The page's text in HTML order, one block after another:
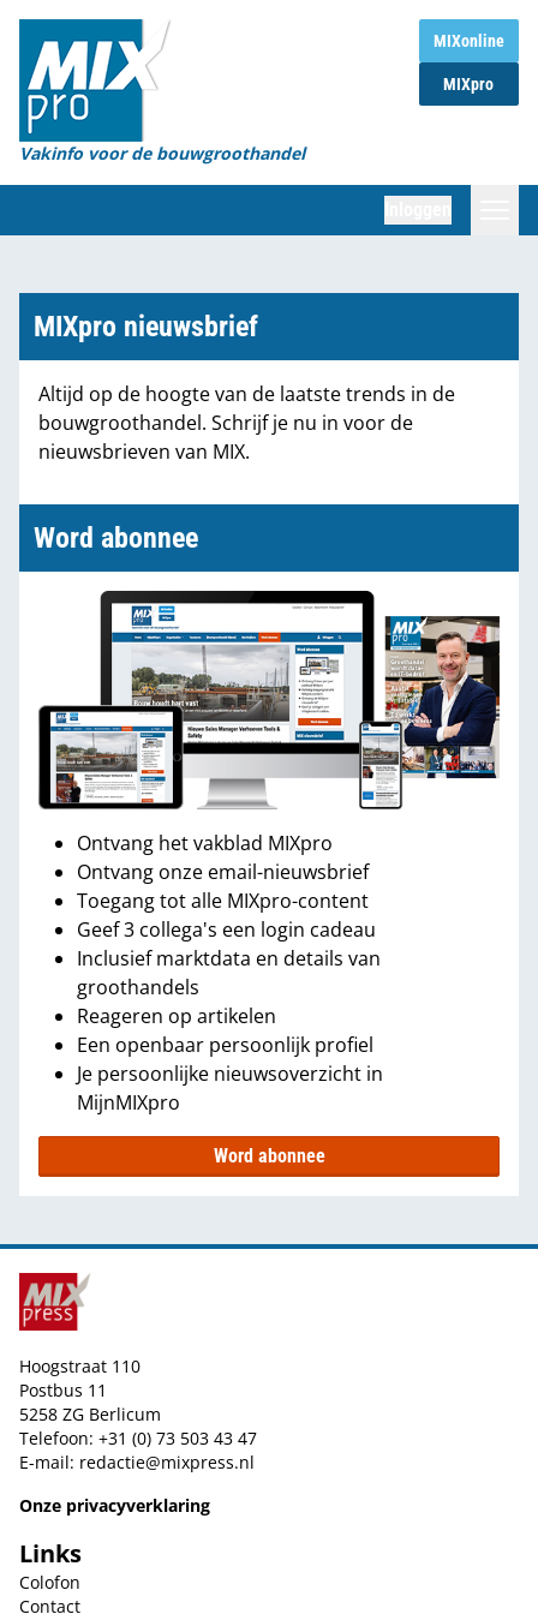
MIXonline
MIXpro
Vakinfo voor de bouwgroothandel
Home
Magazines
Organisaties
Marktcijfers
Partners
MIXpro nieuwsbrief
Altijd op de hoogte van de laatste trends in de
bouwgroothandel. Schrijf je nu in voor de
nieuwsbrieven van MIX.
Word abonnee
Ontvang het vakblad MIXpro
Ontvang onze email-nieuwsbrief
Toegang tot alle MIXpro-content
Geef 3 collega's een login cadeau
Inclusief marktdata en details van
groothandels
Reageren op artikelen
Een openbaar persoonlijk profiel
Je persoonlijke nieuwsoverzicht in
MijnMIXpro
Word abonnee
Hoogstraat 110
Postbus 11
5258 ZG Berlicum
Telefoon: +31 (0) 73 503 43 47
E-mail: redactie@mixpress.nl
Onze privacyverklaring
Links
Colofon
Contact